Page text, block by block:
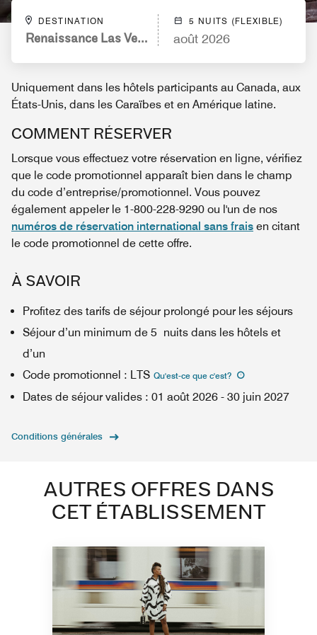
DESTINATION
Renaissance Las Vegas Hotel
5 NUITS (FLEXIBLE)
août 2026
Uniquement dans les hôtels participants au Canada, aux
États-Unis, dans les Caraïbes et en Amérique latine.
COMMENT RÉSERVER
Lorsque vous effectuez votre réservation en ligne, vérifiez
que le code promotionnel apparaît bien dans le champ
du code d’entreprise/promotionnel. Vous pouvez
également appeler le 1-800-228-9290 ou l'un de nos
numéros de réservation international sans frais en citant
le code promotionnel de cette offre.
À SAVOIR
Profitez des tarifs de séjour prolongé pour les séjours
Séjour d’un minimum de 5 nuits dans les hôtels et
d’un
Code promotionnel : LTS Qu'est-ce que c'est?
Dates de séjour valides : 01 août 2026 - 30 juin 2027
Conditions générales
AUTRES OFFRES DANS
CET ÉTABLISSEMENT